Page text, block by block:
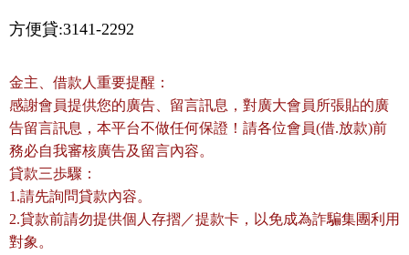
方便貸:3141-2292
金主、借款人重要提醒：
感謝會員提供您的廣告、留言訊息，對廣大會員所張貼的廣
告留言訊息，本平台不做任何保證！請各位會員(借.放款)前
務必自我審核廣告及留言內容。
貸款三歩驟：
1.請先詢問貸款內容。
2.貸款前請勿提供個人存摺／提款卡，以免成為詐騙集團利用
對象。